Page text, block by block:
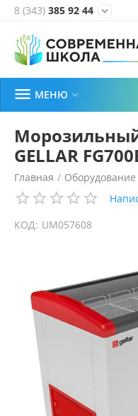
8 (343) 385 92 44 
 МЕНЮ 
GELLAR
Главная /
КОД: UM057608